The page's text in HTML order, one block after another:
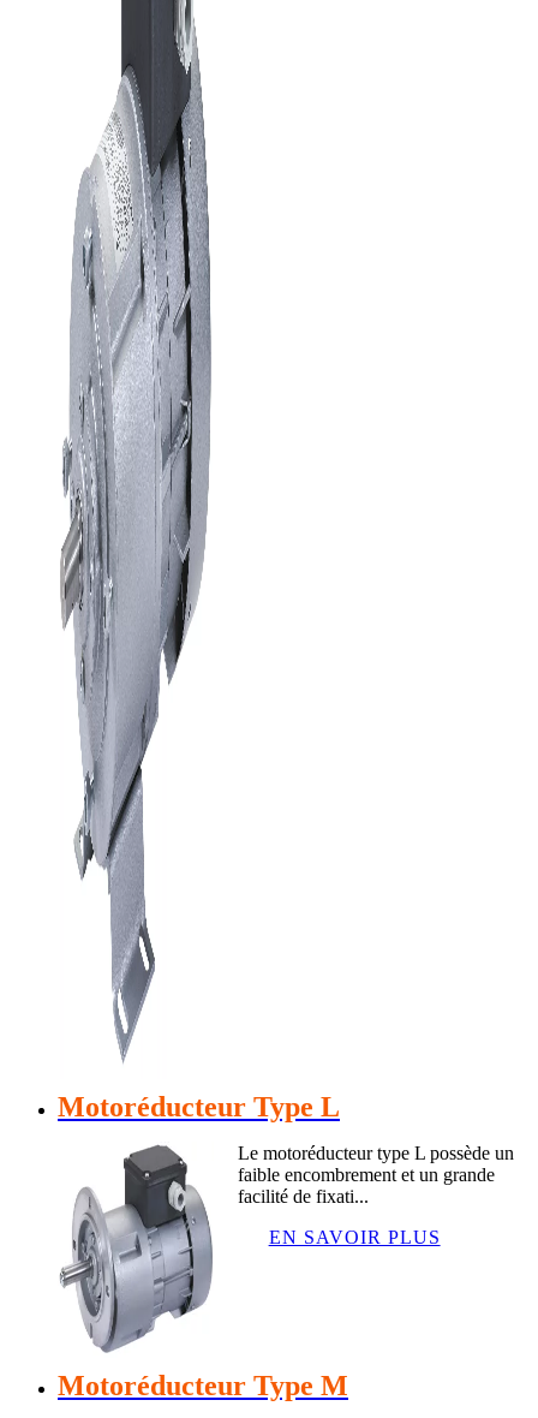
Motoréducteur Type L
Le motoréducteur type L possède un
faible encombrement et un grande
facilité de fixati...
EN SAVOIR PLUS
Motoréducteur Type M